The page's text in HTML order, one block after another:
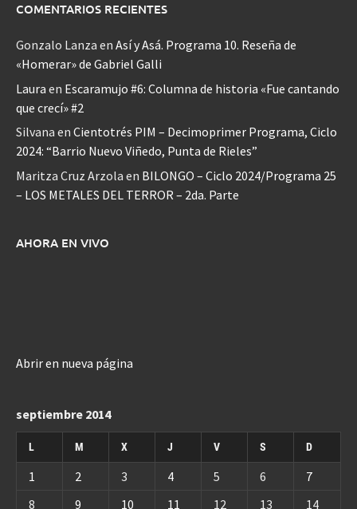
COMENTARIOS RECIENTES
Gonzalo Lanza en Así y Asá. Programa 10. Reseña de
«Homerar» de Gabriel Galli
Laura en Escaramujo #6: Columna de historia «Fue cantando
que crecí» #2
Silvana en Cientotrés PIM – Decimoprimer Programa, Ciclo
2024: “Barrio Nuevo Viñedo, Punta de Rieles”
Maritza Cruz Arzola en BILONGO – Ciclo 2024/Programa 25
– LOS METALES DEL TERROR – 2da. Parte
AHORA EN VIVO
Abrir en nueva página
septiembre 2014
L M X J V S D
1 2 3 4 5 6
7
8
9 10 11 12 13 14